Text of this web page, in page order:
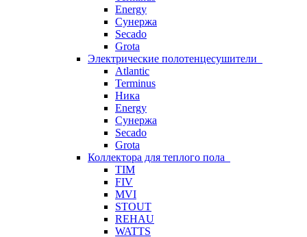
Energy
Сунержа
Secado
Grota
Электрические полотенцесушители
Atlantic
Terminus
Ника
Energy
Сунержа
Secado
Grota
Коллектора для теплого пола
TIM
FIV
MVI
STOUT
REHAU
WATTS